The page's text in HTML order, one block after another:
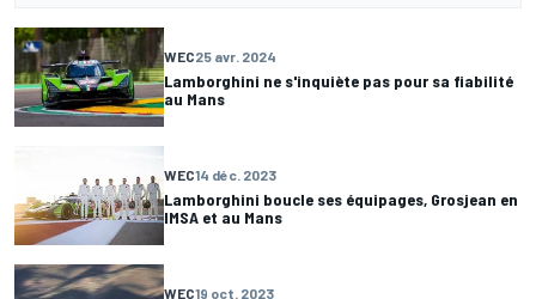
WEC25 avr. 2024
Lamborghini ne s'inquiète pas pour sa fiabilité
au Mans
WEC14 déc. 2023
Lamborghini boucle ses équipages, Grosjean en
IMSA et au Mans
WEC19 oct. 2023